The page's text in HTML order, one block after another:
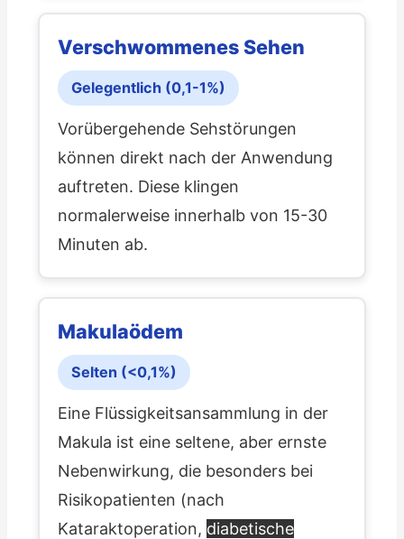
Verschwommenes Sehen
Gelegentlich (0,1-1%)
Vorübergehende Sehstörungen
können direkt nach der Anwendung
auftreten. Diese klingen
normalerweise innerhalb von 15-30
Minuten ab.
Makulaödem
Selten (<0,1%)
Eine Flüssigkeitsansammlung in der
Makula ist eine seltene, aber ernste
Nebenwirkung, die besonders bei
Risikopatienten (nach
Kataraktoperation, diabetische